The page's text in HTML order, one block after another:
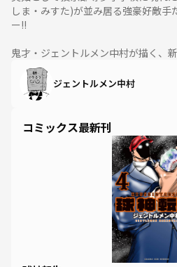
しま・みすた)が並み居る強豪好敵手
ー!!
鬼才・ジェントルメン中村が描く、
ジェントルメン中村
コミックス最新刊